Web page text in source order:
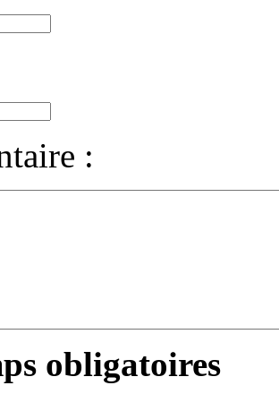
:
obligatoires